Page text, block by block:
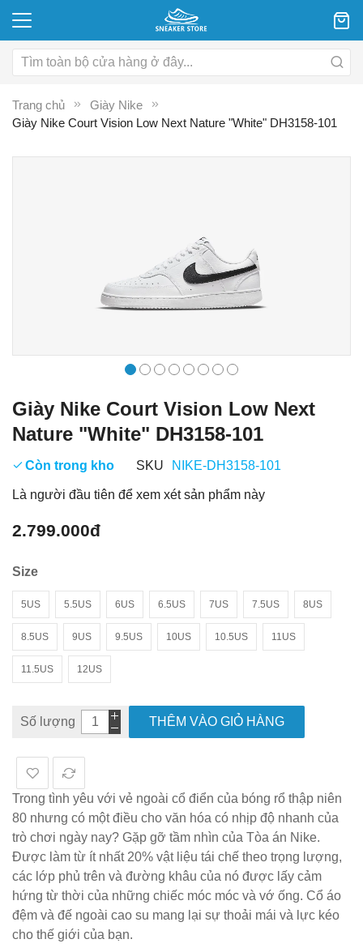
Trang chủ
Giày Nike
Giày Nike Court Vision Low Next Nature "White" DH3158-101
Giày Nike Court Vision Low Next
Nature "White" DH3158-101
Còn trong kho SKU NIKE-DH3158-101
Là người đầu tiên để xem xét sản phẩm này
2.799.000đ
Size
5US 5.5US 6US 6.5US 7US 7.5US 8US
8.5US 9US 9.5US 10US 10.5US 11US
11.5US 12US
Số lượng THÊM VÀO GIỎ HÀNG
Trong tình yêu với vẻ ngoài cổ điển của bóng rổ thập niên
80 nhưng có một điều cho văn hóa có nhịp độ nhanh của
trò chơi ngày nay? Gặp gỡ tầm nhìn của Tòa án Nike.
Được làm từ ít nhất 20% vật liệu tái chế theo trọng lượng,
các lớp phủ trên và đường khâu của nó được lấy cảm
hứng từ thời của những chiếc móc móc và vớ ống. Cổ áo
đệm và đế ngoài cao su mang lại sự thoải mái và lực kéo
cho thế giới của bạn.